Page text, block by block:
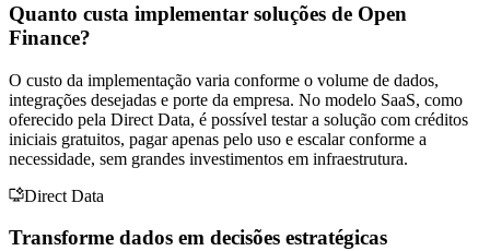
Quanto custa implementar soluções de Open
Finance?
O custo da implementação varia conforme o volume de dados,
integrações desejadas e porte da empresa. No modelo SaaS, como
oferecido pela Direct Data, é possível testar a solução com créditos
iniciais gratuitos, pagar apenas pelo uso e escalar conforme a
necessidade, sem grandes investimentos em infraestrutura.
Direct Data
Transforme dados em decisões estratégicas